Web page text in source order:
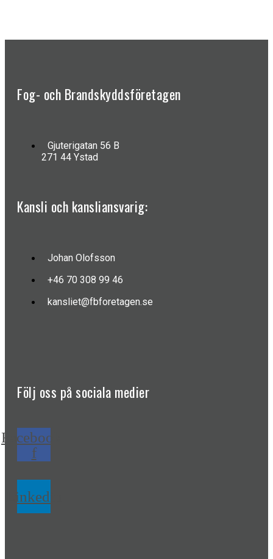
Fog- och Brandskyddsföretagen
Gjuterigatan 56 B
271 44 Ystad
Kansli och kansliansvarig:
Johan Olofsson
+46 70 308 99 46
kansliet@fbforetagen.se
Följ oss på sociala medier
Facebook-
f
Linkedin